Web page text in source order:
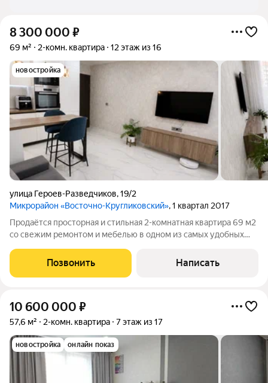
8 300 000 ₽
69 м² 2-комн. квартира 12 этаж из 16
новостройка
улица Героев-Разведчиков,19/2
Микрорайон «Восточно-Кругликовский», 1 квартал 2017
Продаётся просторная и стильная 2-комнатная квартира 69 м2
со свежим ремонтом и мебелью в одном из самых удобных
заказ, всё остаётся. Балконы утеплены. В каждой комнате
сплит, встроенная техника
Позвонить Написать
10 600 000 ₽
57,6 м² 2-комн. квартира 7 этаж из 17
новостройка онлайн показ